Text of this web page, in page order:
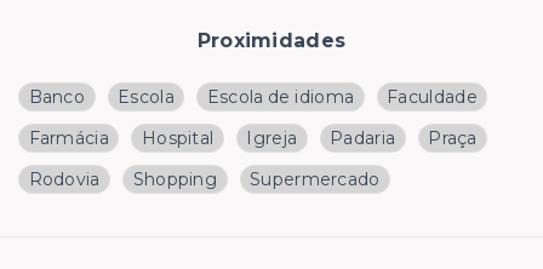
Proximidades
Banco Escola Escola de idioma
Faculdade
Farmácia
Hospital Igreja Padaria
Praça
Rodovia
Shopping Supermercado